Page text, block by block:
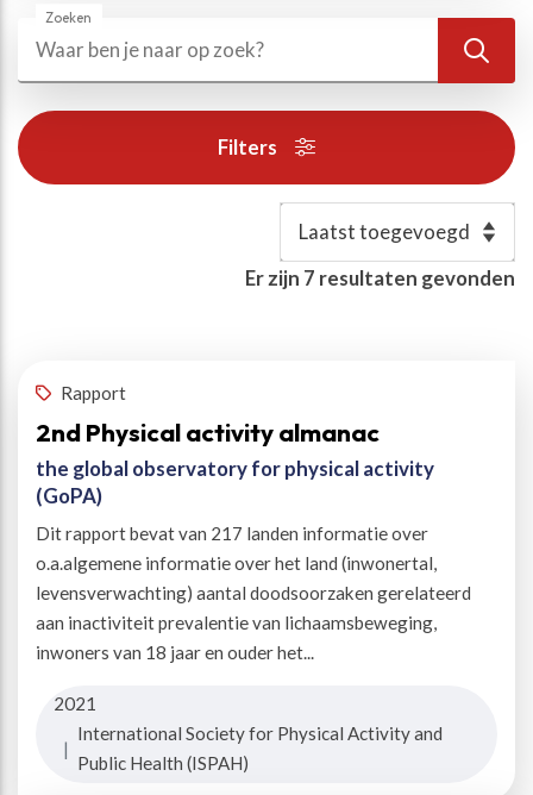
Zoeken
Zoeken
Filters
Er zijn 7 resultaten gevonden
Rapport
2nd Physical activity almanac
the global observatory for physical activity
(GoPA)
Dit rapport bevat van 217 landen informatie over
o.a.algemene informatie over het land (inwonertal,
levensverwachting) aantal doodsoorzaken gerelateerd
aan inactiviteit prevalentie van lichaamsbeweging,
inwoners van 18 jaar en ouder het...
2021
|
International Society for Physical Activity and
Public Health (ISPAH)